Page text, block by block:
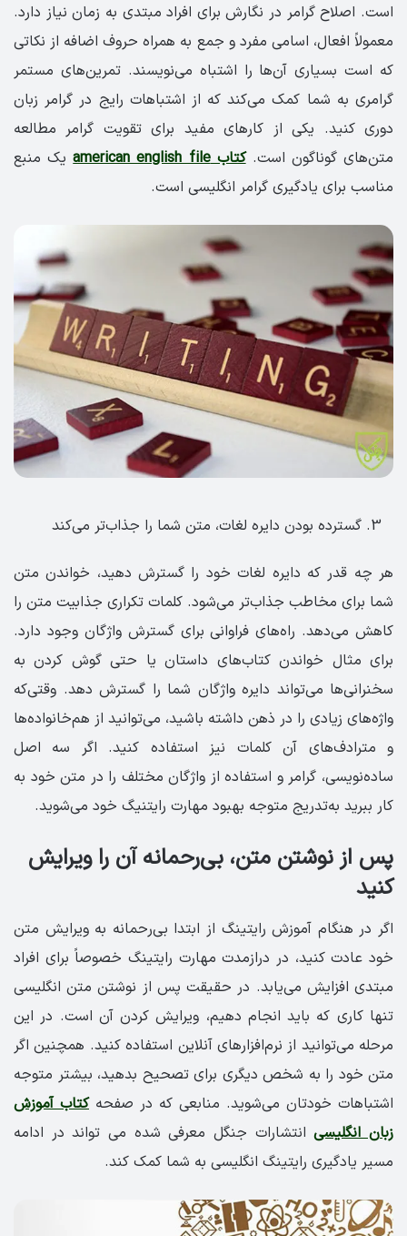
است. اصلاح گرامر در نگارش برای افراد مبتدی به زمان نیاز دارد.
معمولاً افعال، اسامی مفرد و جمع به همراه حروف اضافه از نکاتی
که است بسیاری آن‌ها را اشتباه می‌نویسند. تمرین‌های مستمر
گرامری به شما کمک می‌کند که از اشتباهات رایج در گرامر زبان
دوری کنید. یکی از کارهای مفید برای تقویت گرامر مطالعه
متن‌های گوناگون است.کتاب american english file
یک منبع
مناسب برای یادگیری گرامر انگلیسی است.
گسترده بودن دایره لغات، متن شما را جذاب‌تر می‌کند
هر چه قدر که دایره لغات خود را گسترش دهید، خواندن متن
شما برای مخاطب جذاب‌تر می‌شود. کلمات تکراری جذابیت متن را
کاهش می‌دهد. راه‌های فراوانی برای گسترش واژگان وجود دارد.
برای مثال خواندن کتاب‌های داستان یا حتی گوش کردن به
سخنرانی‌ها می‌تواند دایره واژگان شما را گسترش دهد. وقتی‌که
واژه‌های زیادی را در ذهن داشته باشید، می‌توانید از هم‌خانواده‌ها
و مترادف‌های آن کلمات نیز استفاده کنید. اگر سه اصل
ساده‌نویسی، گرامر و استفاده از واژگان مختلف را در متن خود به
کار ببرید به‌تدریج متوجه بهبود مهارت رایتنیگ خود می‌شوید.
پس از نوشتن متن، بی‌رحمانه آن را ویرایش
کنید
اگر در هنگام آموزش رایتینگ از ابتدا بی‌رحمانه به ویرایش متن
خود عادت کنید، در درازمدت مهارت رایتینگ خصوصاً برای افراد
مبتدی افزایش می‌یابد. در حقیقت پس از نوشتن متن انگلیسی
تنها کاری که باید انجام دهیم، ویرایش کردن آن است. در این
مرحله می‌توانید از نرم‌افزارهای آنلاین استفاده کنید. همچنین اگر
متن خود را به شخص دیگری برای تصحیح بدهید، بیشتر متوجه
اشتباهات خودتان می‌شوید. منابعی که در صفحهکتاب آموزش
زبان انگلیسیانتشارات جنگل معرفی شده می تواند در ادامه
مسیر یادگیری رایتینگ انگلیسی به شما کمک کند.